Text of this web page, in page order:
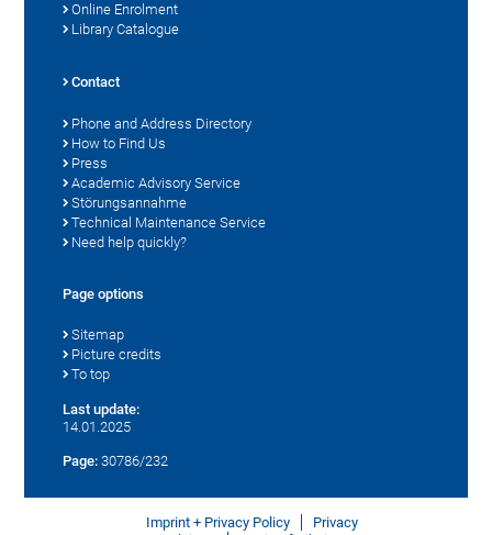
Online Enrolment
Library Catalogue
Contact
Phone and Address Directory
How to Find Us
Press
Academic Advisory Service
Störungsannahme
Technical Maintenance Service
Need help quickly?
Page options
Sitemap
Picture credits
To top
Last update:
14.01.2025
Page: 30786/232
Imprint + Privacy Policy
Privacy